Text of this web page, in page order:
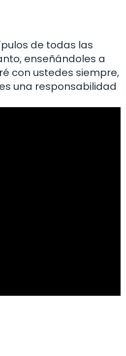
de todas las
enseñándoles a
con ustedes siempre,
una responsabilidad